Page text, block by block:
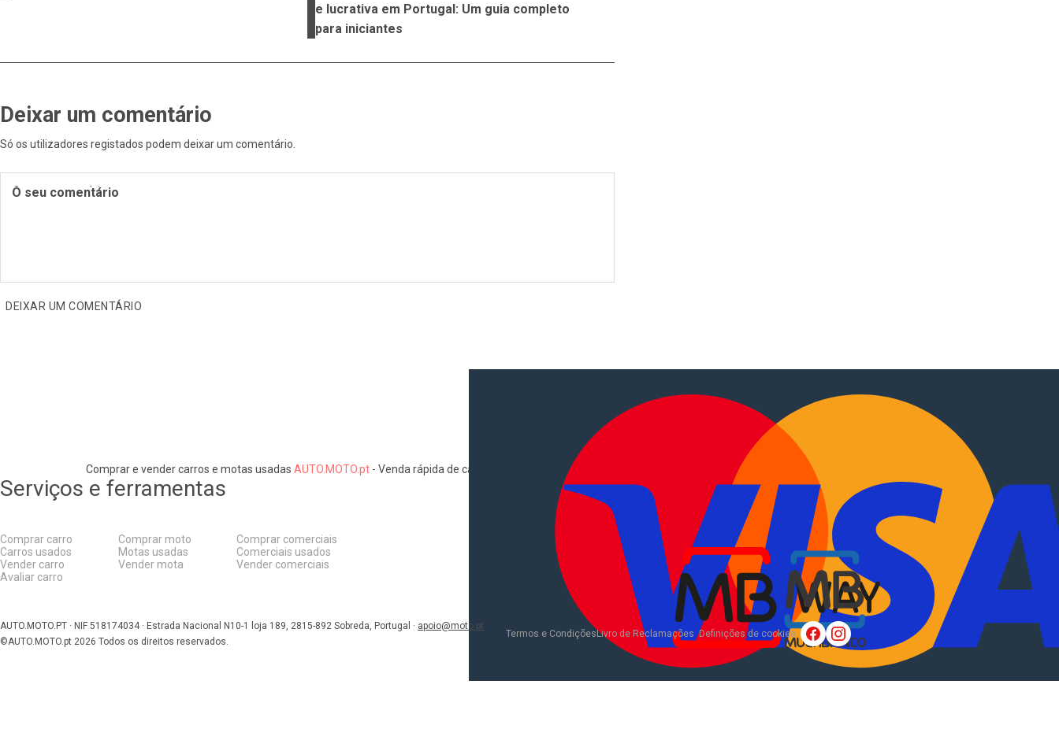
e lucrativa em Portugal: Um guia completo
para iniciantes
Deixar um comentário
Só os utilizadores registados podem deixar um comentário
O seu comentário
DEIXAR UM COMENTÁRIO
Comprar e vender carros e motas usadas AUTO.MOTO.pt- Venda rápida de carros, motas, comerciais, pesados, camiões, autocaravanas
Serviços e ferramentas
Comprar carro
Carros usados
Vender carro
Avaliar carro
Comprar moto
Motas usadas
Vender mota
Comprar comerciais
Comerciais usados
Vender comerciais
Informações
Como comprar e vender
Pacotes de anúncios
Verificar VIN e matrícula
Sobre Nós
AUTO.MOTO.PT · NIF 518174034 · Estrada Nacional N10-1 loja 189, 2815-892 Sobreda, Portugal · apoio@moto.pt
©AUTO.MOTO.pt 2026 Todos os direitos reservados.
Termos e Condições Livro de Reclamações Definições de cookies